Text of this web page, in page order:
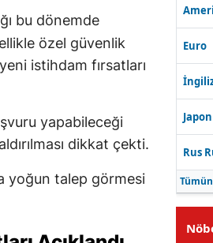
bu dönemde
özel güvenlik
istihdam fırsatları
yapabileceği
dikkat çekti.
yoğun talep görmesi
Euro
Rus